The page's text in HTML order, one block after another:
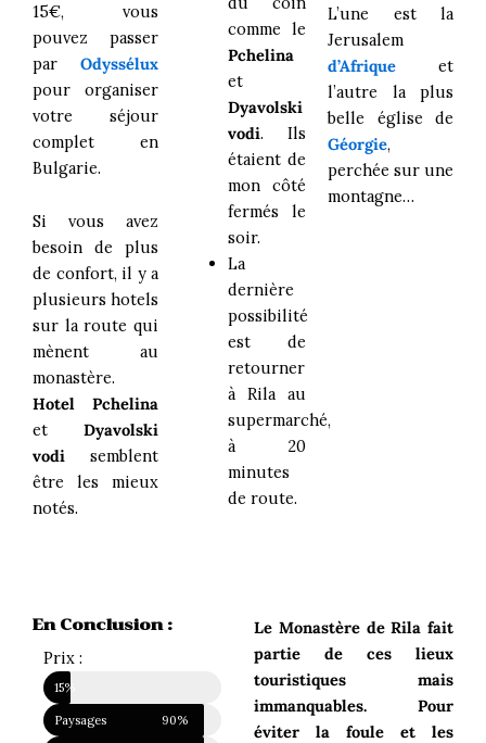
15€, vous
pouvez passer
par Odyssélux
pour organiser
votre séjour
complet en
Bulgarie.
Si vous avez
besoin de plus
de confort, il y a
plusieurs hotels
sur la route qui
mènent au
monastère.
Hotel Pchelina
et Dyavolski
vodi semblent
être les mieux
notés.
comme le
Pchelina
et
Dyavolski
vodi. Ils
étaient de
mon côté
fermés le
soir.
La
dernière
possibilité
est de
retourner
à Rila au
supermarché,
à 20
minutes
de route.
L’une est la
Jerusalem
d’Afrique et
l’autre la plus
belle église de
Géorgie,
perchée sur une
montagne…
En Conclusion :
Prix :
Prix du voyage
15%
Paysages 90%
Le Monastère de Rila fait
partie de ces lieux
touristiques mais
immanquables. Pour
éviter la foule et les